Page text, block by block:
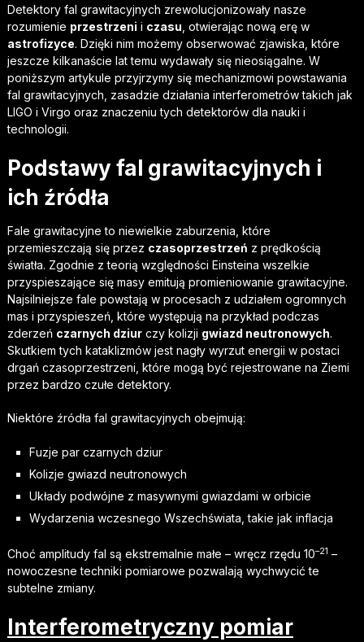
Detektory fal grawitacyjnych zrewolucjonizowały nasze
rozumienie przestrzeni i czasu , otwierając nową erę w
astrofizyce. Dzięki nim możemy obserwować zjawiska, które
jeszcze kilkanaście lat temu wydawały się nieosiągalne. W
poniższym artykule przyjrzymy się mechanizmowi powstawania
fal grawitacyjnych, zasadzie działania interferometrów takich jak
LIGO i Virgo oraz znaczeniu tych detektorów dla nauki i
technologii.
Podstawy fal grawitacyjnych i
ich źródła
Fale grawitacyjne to niewielkie zaburzenia, które
przemieszczają się przez czasoprzestrzeń z prędkością
światła. Zgodnie z teorią względności Einsteina wszelkie
przyspieszające się masy emitują promieniowanie grawitacyjne.
Najsilniejsze fale powstają w procesach z udziałem ogromnych
mas i przyspieszeń, które występują na przykład podczas
zderzeń czarnych dziurczy kolizji gwiazd neutronowych.
Skutkiem tych kataklizmów jest nagły wyrzut energii w postaci
drgań czasoprzestrzeni, które mogą być rejestrowane na Ziemi
przez bardzo czułe detektory.
Niektóre źródła fal grawitacyjnych obejmują:
Fuzje par czarnych dziur
Kolizje gwiazd neutronowych
Układy podwójne z masywnymi gwiazdami w orbicie
Wydarzenia wczesnego Wszechświata, takie jak inflacja
Choć amplitudy fal są ekstremalnie małe – wręcz rzędu 10–21 –
nowoczesne techniki pomiarowe pozwalają wychwycić te
subtelne zmiany.
Interferometryczny pomiar